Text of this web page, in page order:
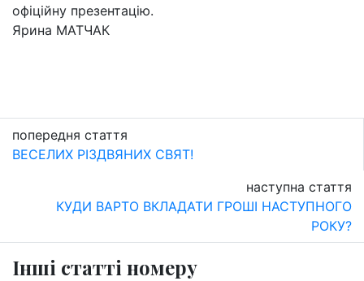
офіційну презентацію.
Ярина МАТЧАК
попередня стаття
ВЕСЕЛИХ РІЗДВЯНИХ СВЯТ!
наступна стаття
КУДИ ВАРТО ВКЛАДАТИ ГРОШІ НАСТУПНОГО
РОКУ?
Інші статті номеру